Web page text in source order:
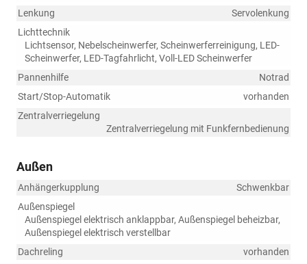
Lenkung
Servolenkung
Lichttechnik
Lichtsensor, Nebelscheinwerfer, Scheinwerferreinigung, LED-
Scheinwerfer, LED-Tagfahrlicht, Voll-LED Scheinwerfer
Pannenhilfe
Notrad
Start/Stop-Automatik
vorhanden
Zentralverriegelung
Zentralverriegelung mit Funkfernbedienung
Außen
Anhängerkupplung
Schwenkbar
Außenspiegel
Außenspiegel elektrisch anklappbar, Außenspiegel beheizbar,
Außenspiegel elektrisch verstellbar
Dachreling
vorhanden